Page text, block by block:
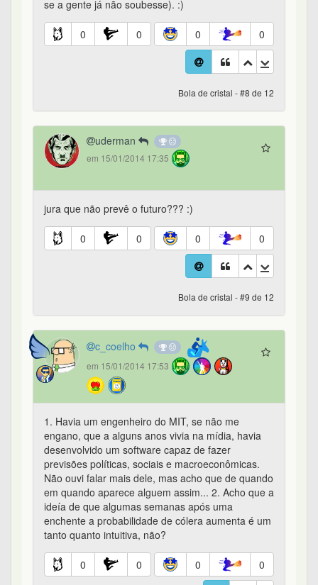
se a gente já não soubesse). :)
0 0 0 0
Bola de cristal - #8 de 12
uderman
em 15/01/2014 17:35
jura que não prevê o futuro??? :)
0 0 0 0
Bola de cristal - #9 de 12
c_coelho
em 15/01/2014 17:53
1. Havia um engenheiro do MIT, se não me
engano, que a alguns anos vivia na mídia, havia
desenvolvido um software capaz de fazer
previsões políticas, sociais e macroeconômicas.
Não ouvi falar mais dele, mas acho que de quando
em quando aparece alguem assim... 2. Acho que a
ideía de que algumas semanas após uma
enchente a probabilidade de cólera aumenta é um
tanto quanto intuitiva, não?
0 0 0 0